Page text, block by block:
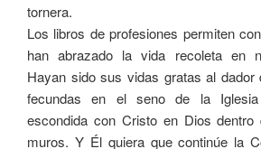
tornera.
Los libros de profesiones permiten
han abrazado la vida recoleta en
Hayan sido sus vidas gratas al
fecundas en el seno de la
escondida con Cristo en Dios dentro
muros. Y Él quiera que continúe la